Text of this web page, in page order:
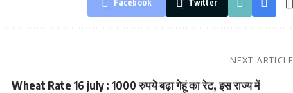
Facebook Twitter
NEXT ARTICLE
Wheat Rate 16 july : 1000 रुपये बढ़ा गेहूं का रेट, इस राज्य में